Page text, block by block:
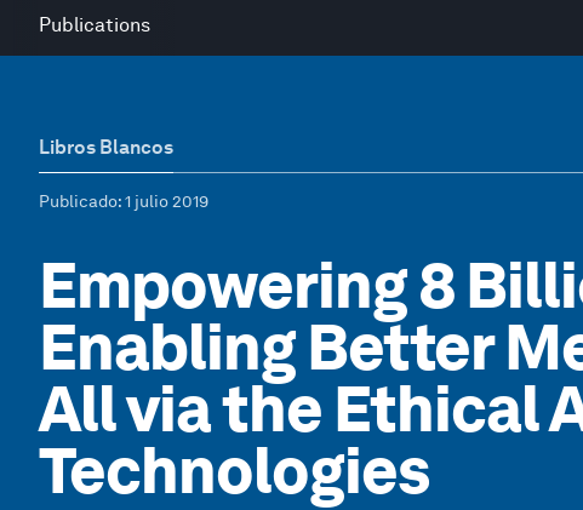
Publications
Libros Blancos
Publicado: 1 julio 2019
Empowering 8
Enabling Better
All via the Ethical
Technologies